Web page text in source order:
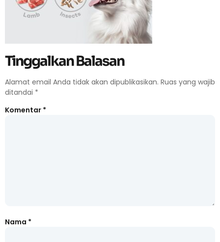
Tinggalkan Balasan
Alamat email Anda tidak akan dipublikasikan. Ruas yang wajib
ditandai *
Komentar *
Nama *